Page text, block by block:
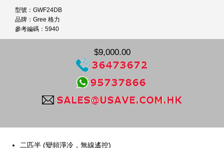
型號：GWF24DB
品牌：Gree 格力
參考編碼：5940
$9,000.00
二匹半 (變頻淨冷，無線遙控)